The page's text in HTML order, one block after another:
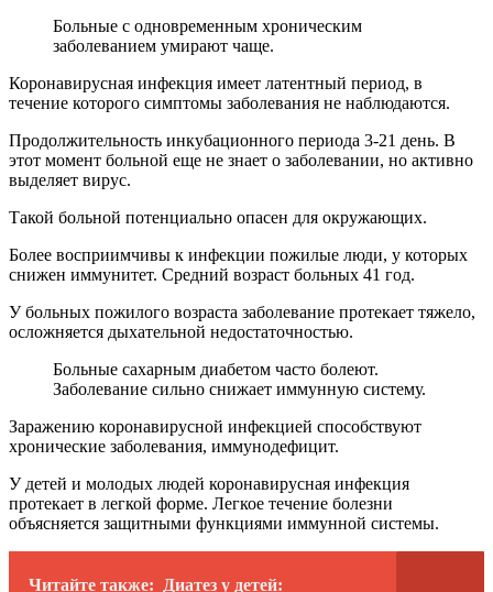
Больные с одновременным хроническим
заболеванием умирают чаще.
Коронавирусная инфекция имеет латентный период, в
течение которого симптомы заболевания не наблюдаются.
Продолжительность инкубационного периода 3-21 день. В
этот момент больной еще не знает о заболевании, но активно
выделяет вирус.
Такой больной потенциально опасен для окружающих.
Более восприимчивы к инфекции пожилые люди, у которых
снижен иммунитет. Средний возраст больных 41 год.
У больных пожилого возраста заболевание протекает тяжело,
осложняется дыхательной недостаточностью.
Больные сахарным диабетом часто болеют.
Заболевание сильно снижает иммунную систему.
Заражению коронавирусной инфекцией способствуют
хронические заболевания, иммунодефицит.
У детей и молодых людей коронавирусная инфекция
протекает в легкой форме. Легкое течение болезни
объясняется защитными функциями иммунной системы.
Читайте также: Диатез у детей: